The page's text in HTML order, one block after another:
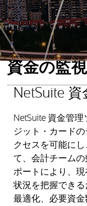
資金の監
NetSuite
NetSuite 資金管
ジット・カード
クセスを可能に
て、会計チーム
ポートにより、
状況を把握でき
最適化、必要資